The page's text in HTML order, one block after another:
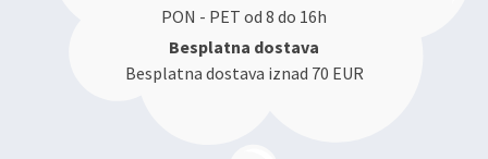
PON - PET od 8 do 16h
Besplatna dostava
Besplatna dostava iznad 70 EUR